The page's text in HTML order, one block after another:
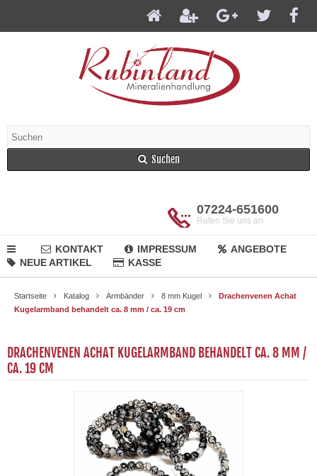
Suchen
07224-651600
Rufen Sie uns an
KONTAKT IMPRESSUM
ANGEBOTE
NEUE ARTIKEL
KASSE
Startseite Katalog Armbänder 8 mm Kugel
Drachenvenen Achat
Kugelarmband behandelt ca. 8 mm / ca. 19 cm
DRACHENVENEN ACHAT KUGELARMBAND BEHANDELT CA. 8 MM /
CA. 19 CM